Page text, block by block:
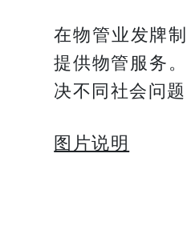
在物管业发牌
提供物管服务
决不同社会问
图片说明